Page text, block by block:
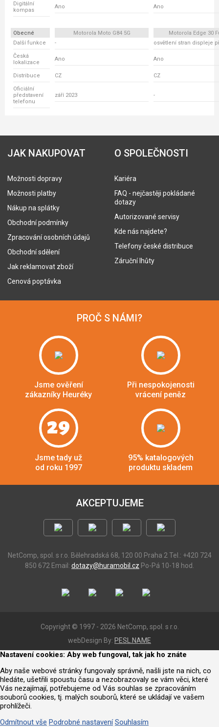
Digitální
kompas
Ano Ano
Obecné Motorola Moto G84 5G
Motorola Edge 30
Další funkce
- osvětlení stran displeje
Česká
lokalizace
Ano Ano
Distribuce CZ CZ
Oficiální
představení
telefonu
září 2023 -
JAK NAKUPOVAT
Možnosti dopravy
Možnosti platby
Nákup na splátky
Obchodní podmínky
Zpracování osobních údajů
Obchodní sdělení
Jak reklamovat zboží
Cenová poptávka
O SPOLEČNOSTI
Kariéra
FAQ - nejčastěji pokládané
dotazy
Autorizované servisy
Kde nás najdete?
Telefony české distribuce
Záruční lhůty
PROČ S NÁMI?
Jsme ověření
zákazníky Heuréky
Při nespokojenosti
vrácení peněz
29
Jsme tady už
od roku 1997
95% katalogových
produktu skladem
AKCEPTUJEME
NetComp, spol. s r.o. Bělehradská 68, 120 00 Praha 2 Tel.: +420 724
850 672 Email: dotazy@huramobil.cz Po-Pá 10-18 hod.
Copyright © 1997 - 2026 NetComp, spol. s r.o.
webDesign By: PESL.NAME
Nastavení cookies: Aby web fungoval, tak jak ho znáte
Aby naše webové stránky fungovaly správně, našli jste na nich, co
hledáte, ušetřili spoustu času a nezobrazovaly se vám věci, které
Vás nezajímají, potřebujeme od Vás souhlas se zpracováním
souborů cookies, tj. malých souborů, které se ukládají ve vašem
prohlížeči.
Odmítnout vše Podrobné nastavení Souhlasím